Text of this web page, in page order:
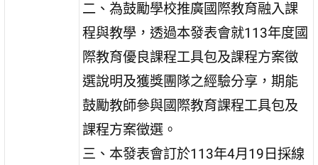
二、為鼓勵學校推廣國際教育融入課
程與教學，透過本發表會就113年度國
際教育優良課程工具包及課程方案徵
選說明及獲獎團隊之經驗分享，期能
鼓勵教師參與國際教育課程工具包及
課程方案徵選。
三、本發表會訂於113年4月19日採線